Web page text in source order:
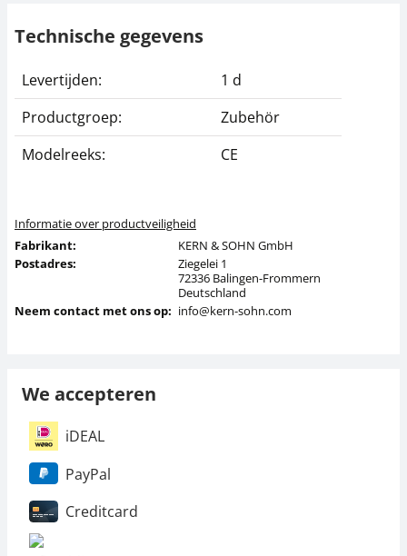
Technische gegevens
Levertijden:
1 d
Productgroep:
Zubehör
Modelreeks:
CE
Informatie over productveiligheid
Fabrikant:
KERN & SOHN GmbH
Postadres:
Ziegelei 1
72336 Balingen-Frommern
Deutschland
Neem contact met ons op: info@kern-sohn.com
We accepteren
iDEAL
PayPal
Creditcard